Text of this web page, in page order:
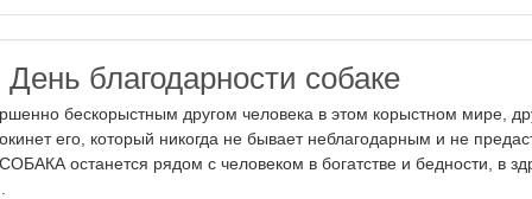
благодарности собаке
бескорыстным другом человека в этом корыстном мире,
его, который никогда не бывает неблагодарным и не
останется рядом с человеком в богатстве и бедности, в